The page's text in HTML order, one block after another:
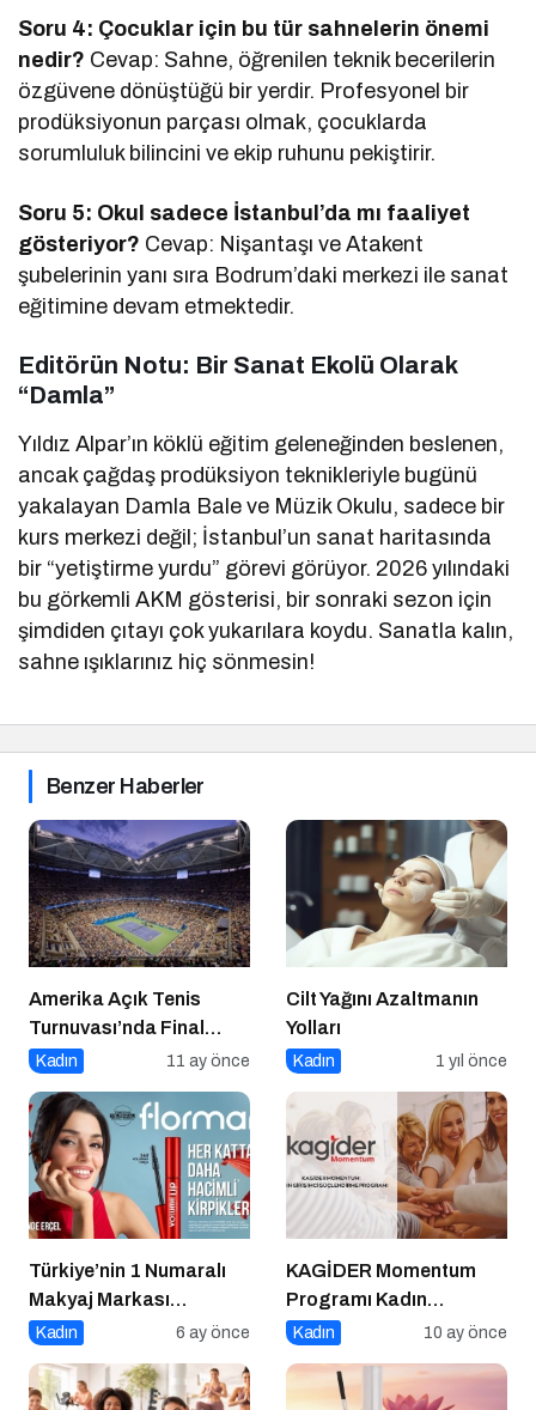
Soru 4: Çocuklar için bu tür sahnelerin önemi
nedir? Cevap: Sahne, öğrenilen teknik becerilerin
özgüvene dönüştüğü bir yerdir. Profesyonel bir
prodüksiyonun parçası olmak, çocuklarda
sorumluluk bilincini ve ekip ruhunu pekiştirir.
Soru 5: Okul sadece İstanbul’da mı faaliyet
gösteriyor? Cevap: Nişantaşı ve Atakent
şubelerinin yanı sıra Bodrum’daki merkezi ile sanat
eğitimine devam etmektedir.
Editörün Notu: Bir Sanat Ekolü Olarak
“Damla”
Yıldız Alpar’ın köklü eğitim geleneğinden beslenen,
ancak çağdaş prodüksiyon teknikleriyle bugünü
yakalayan Damla Bale ve Müzik Okulu, sadece bir
kurs merkezi değil; İstanbul’un sanat haritasında
bir “yetiştirme yurdu” görevi görüyor. 2026 yılındaki
bu görkemli AKM gösterisi, bir sonraki sezon için
şimdiden çıtayı çok yukarılara koydu. Sanatla kalın,
sahne ışıklarınız hiç sönmesin!
Benzer Haberler
Amerika Açık Tenis
Turnuvası’nda Final
Heyecanı Eurosport’ta!
Kadın 11 ay önce
Cilt Yağını Azaltmanın
Yolları
Kadın 1 yıl önce
Türkiye’nin 1 Numaralı
Makyaj Markası
Flormar’ın Yeni Global
Erçel” ile ilk lansmanı:
Kadın 6 ay önce
KAGİDER Momentum
Programı Kadın
Girişimcilerin Gücüne
Kadın 10 ay önce